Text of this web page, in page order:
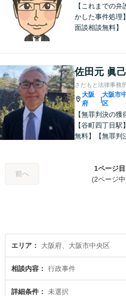
可】
【これまでの
かした事件処理
面談相談無料】
佐田元 眞己
さだもと法律事務
大阪
府
|
大阪市
区
【無罪判決の獲
【谷町四丁目
無料】【無罪判
ル・法人倒産お
い。困っている
前へ
1ページ目
(2ページ
エリア 大阪府、大阪市中央区
相談内容 行政事件
詳細条件 未選択